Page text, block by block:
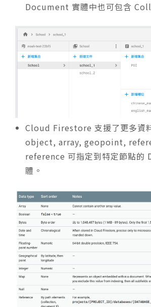
Document 實體中也可包含
Cloud Firestore 支援了更多資
object, array, geopoint,
reference 可指定到特定節點的
體。